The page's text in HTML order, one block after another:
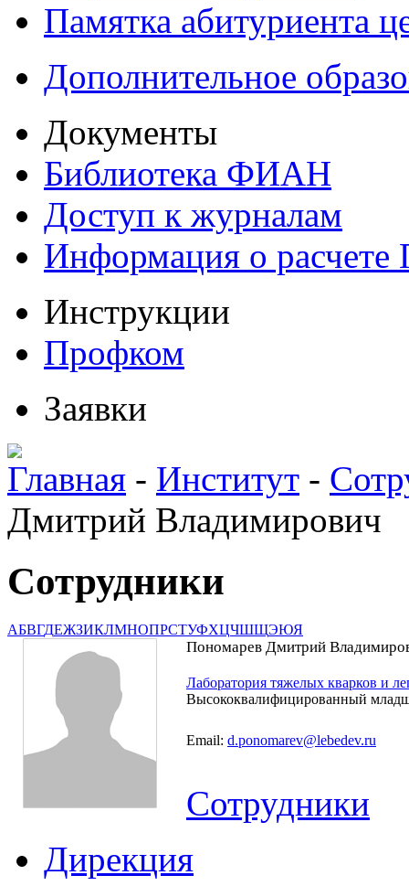
Памятка абитуриента
Дополнительное
Документы
Библиотека ФИАН
Доступ к журналам
Информация о
Инструкции
Профком
Заявки
Главная - Институт -
Дмитрий Владимирович
Сотрудники
АБВГДЕЖЗИКЛМНОПРСТУФХЦЧШЩЭЮЯ
Пономарев Дмитрий
Лаборатория тяжелых кварков и
Высококвалифицированный
Email: d.ponomarev@lebedev.ru
Сотрудники
Дирекция